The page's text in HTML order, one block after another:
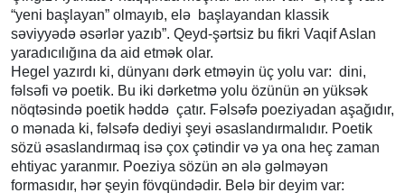
“yeni başlayan” olmayıb, elə başlayandan klassik
səviyyədə əsərlər yazıb”. Qeyd-şərtsiz bu fikri Vaqif Aslan
yaradıcılığına da aid etmək olar.
Hegel yazırdı ki, dünyanı dərk etməyin üç yolu var: dini,
fəlsəfi və poetik. Bu iki dərketmə yolu özünün ən yüksək
nöqtəsində poetik həddə çatır. Fəlsəfə poeziyadan aşağıdır,
o mənada ki, fəlsəfə dediyi şeyi əsaslandırmalıdır. Poetik
sözü əsaslandırmaq isə çox çətindir və ya ona heç zaman
ehtiyac yaranmır. Poeziya sözün ən ələ gəlməyən
formasıdır, hər şeyin fövqündədir. Belə bir deyim var: